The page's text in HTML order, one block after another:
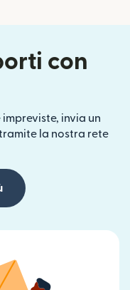
con
invia un
la nostra rete